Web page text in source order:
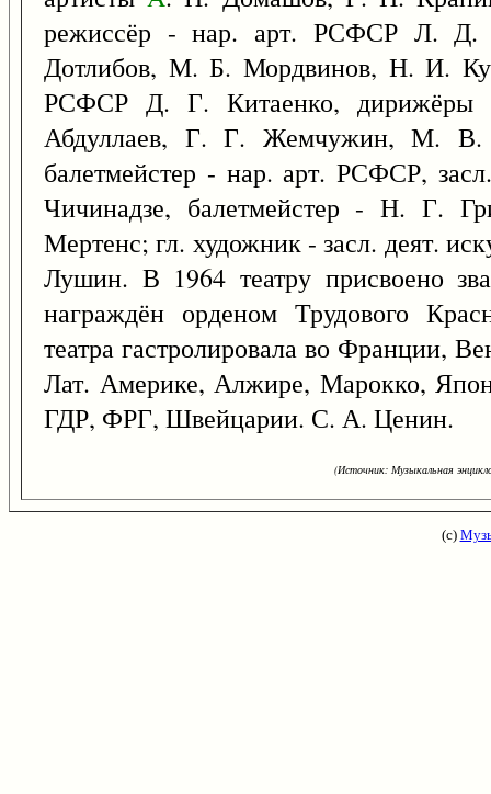
режиссёр - нар. арт. РСФСР Л.
Дотлибов, М. Б. Мордвинов, Н. И.
РСФСР Д. Г. Китаенко,
Абдуллаев, Г. Г. Жемчужин, М.
балетмейстер - нар. арт. РСФСР,
Чичинадзе, балетмейстер - Н. Г.
Мертенс; гл. художник - засл. деят.
Лушин. В 1964 театру присвоено
награждён орденом Трудового
театра гастролировала во Франции,
Лат. Америке, Алжире, Марокко,
ГДР, ФРГ, Швейцарии. С. А. Ценин.
(Источник: Музыкальная
(с)